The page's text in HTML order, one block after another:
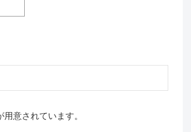
意されています。